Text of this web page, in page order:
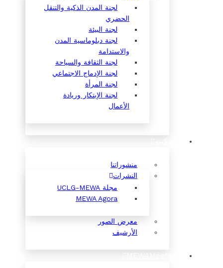
لجنة المدن الذكية والتنقل
الحضري
لجنة البيئة
لجنة دبلوماسية المدن
والاستدامة
لجنة الثقافة والسياحة
لجنة الإدماج الاجتماعي
لجنة المرأة
لجنة الإبتكار وريادة
الأعمال
منشوراتنا
النشرات
مجلة UCLG-MEWA
MEWA Agora
معرض الصور
الأرشيف